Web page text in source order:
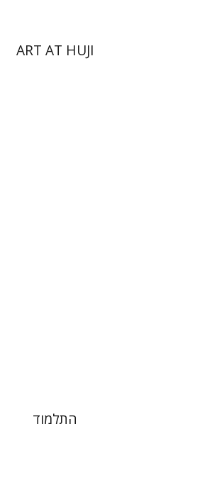
ART AT HUJI
התלמוד